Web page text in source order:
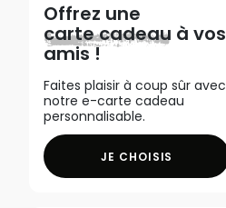
Offrez une
carte cadeau à vos
amis !
Faites plaisir à coup sûr avec
notre e-carte cadeau
personnalisable.
JE CHOISIS